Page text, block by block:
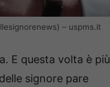
– uspms.it
E questa volta è più
signore pare